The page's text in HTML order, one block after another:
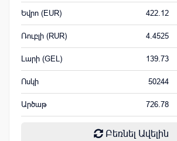
Եվրո (EUR) 422.12
Ռուբլի (RUR) 4.4525
Լարի (GEL) 139.73
Ոսկի 50244
Արծաթ 726.78
Բեռնել Ավելին